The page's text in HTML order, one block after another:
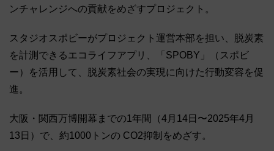
ンチャレンジへの貢献をめざすプロジェクト。
スタジオスポビーがプロジェクト運営本部を担い、脱炭素
を計測できるエコライフアプリ、「SPOBY」（スポビ
ー）を活用して、脱炭素社会の実現に向けた行動変容を促
進。
大阪・関西万博開幕までの1年間（4月14日〜2025年4月
13日）で、約1000トンの CO2抑制をめざす。